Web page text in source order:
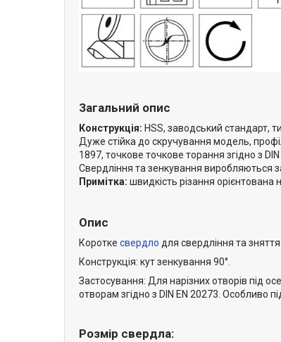
Загальний опис
Конструкція: HSS, заводський стандарт,
Дуже стійка до скручування модель,
1897, точкове точкове торання згідно з
Свердління та зенкування виробляються
Примітка: швидкість різання
Опис
Коротке свердло для свердління та
Конструкція: кут зенкування 90°.
Застосування: Для нарізних отворів під
отворам згідно з DIN EN 20273. Особливо
Розмір свердла: